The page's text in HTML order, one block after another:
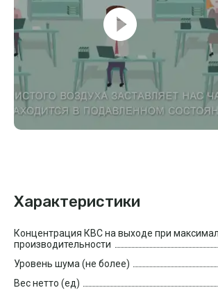
Характеристики
Концентрация КВС на выходе при
производительности
Уровень шума (не более)
Вес нетто (ед)